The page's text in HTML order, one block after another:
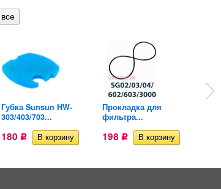
Губка Sunsun HW-
303/403/703...
180 Р
Прокладка для
фильтра...
198 Р